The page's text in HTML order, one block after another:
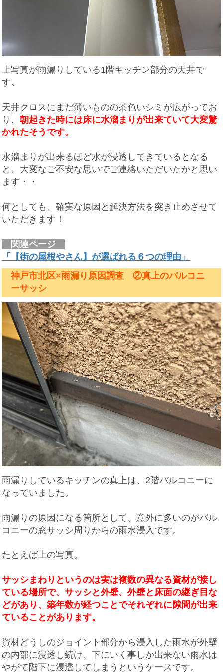
上写真が雨漏りしている1階キッチン部分の天井で
す。
天井クロスにまだ薄いものの茶色いシミが広がってお
り、朝起きた時には床に水溜まりが出来ていて大変驚
かれたそうです。
水溜まりが出来るほど水が浸透してきているとなる
と、大変なご不安な思いでご連絡いただいたかと思い
ます・・
何としても、確実な原因と解決方法を突き止めさせて
いただきます！
関連ページ
「【街の屋根やさん】が選ばれる６つの理由」
神戸市北区×雨漏り原因調査 ②真上のバルコニ
ーサッシ
雨漏りしているキッチンの真上は、2階バルコニーに
なっていました。
雨漏りの原因になる箇所として、意外に多いのがバル
コニーの窓サッシ周りからの雨水浸入です。
たとえば上の写真。
サッシまわりというのは実は複数の異なる資材が接し
ている場所で、サッシと外壁、外壁と床面の継ぎ目な
どがあり、築年数が経つことでそれぞれに隙間が出来
ていることがあります。
資材どうしのジョイント部分から浸入した雨水が外壁
の内部に浸透し続け、下にいく事しか出来ない雨水は
やがて階下に浸透してしまうというケースです。